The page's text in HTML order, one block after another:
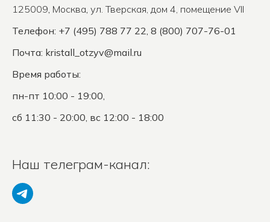
125009, Москва, ул. Тверская, дом 4, помещение VII
Телефон: +7 (495) 788 77 22, 8 (800) 707-76-01
Почта: kristall_otzyv@mail.ru
Время работы:
пн-пт 10:00 - 19:00,
сб 11:30 - 20:00, вс 12:00 - 18:00
Наш телеграм-канал: